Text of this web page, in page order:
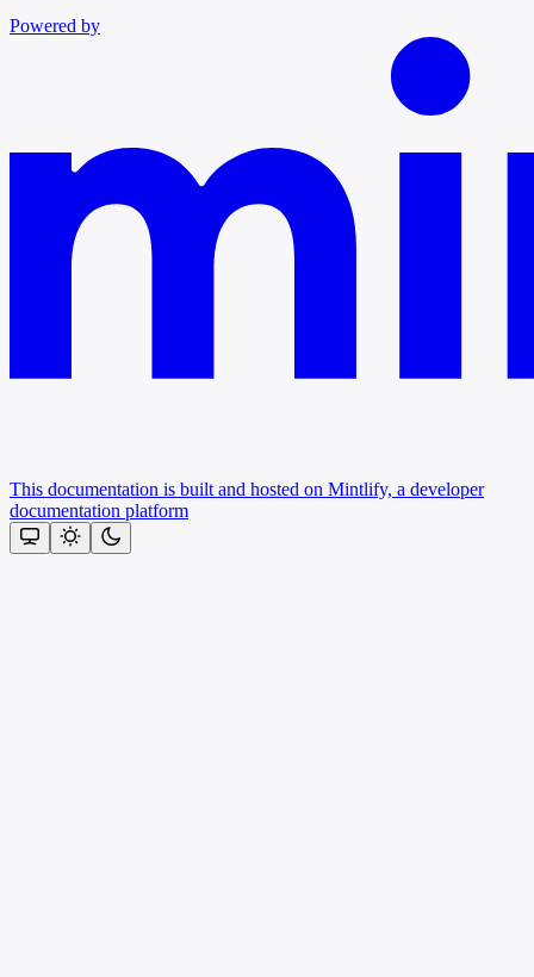
Powered by
This documentation is built and hosted on Mintlify, a developer
documentation platform